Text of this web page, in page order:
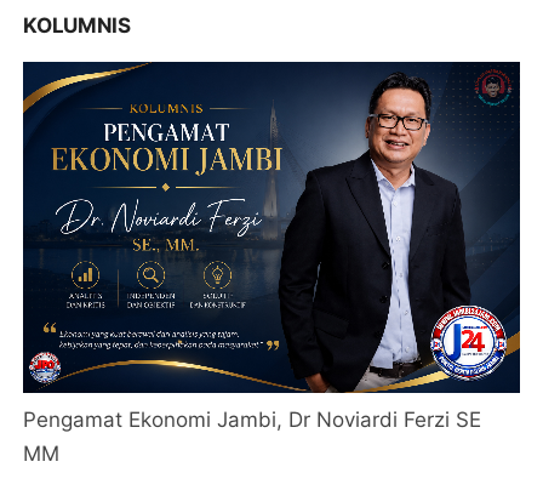
KOLUMNIS
Pengamat Ekonomi Jambi, Dr Noviardi Ferzi SE
MM